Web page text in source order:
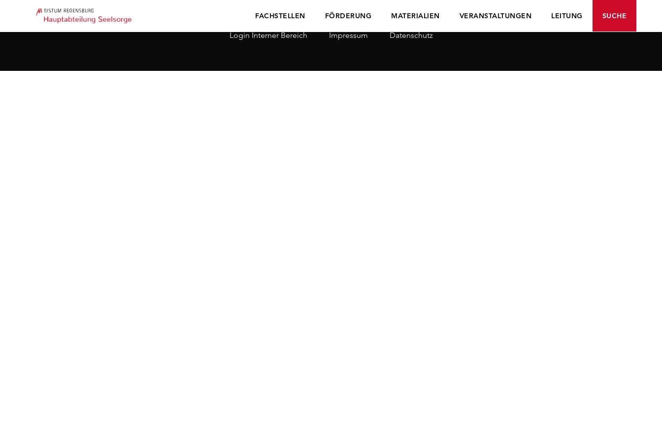
FACHSTELLEN FÖRDERUNG MATERIALIEN VERANSTALTUNGEN LEITUNG SUCHE
Login Interner Bereich Impressum Datenschutz